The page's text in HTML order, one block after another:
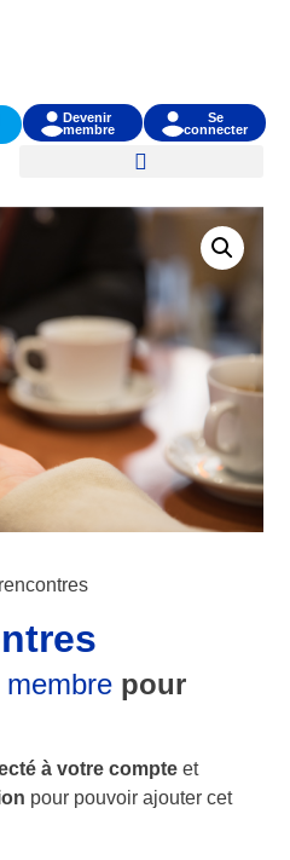
Devenir
membre
Se
connecter
membre pour
à votre compte et
pour pouvoir ajouter cet